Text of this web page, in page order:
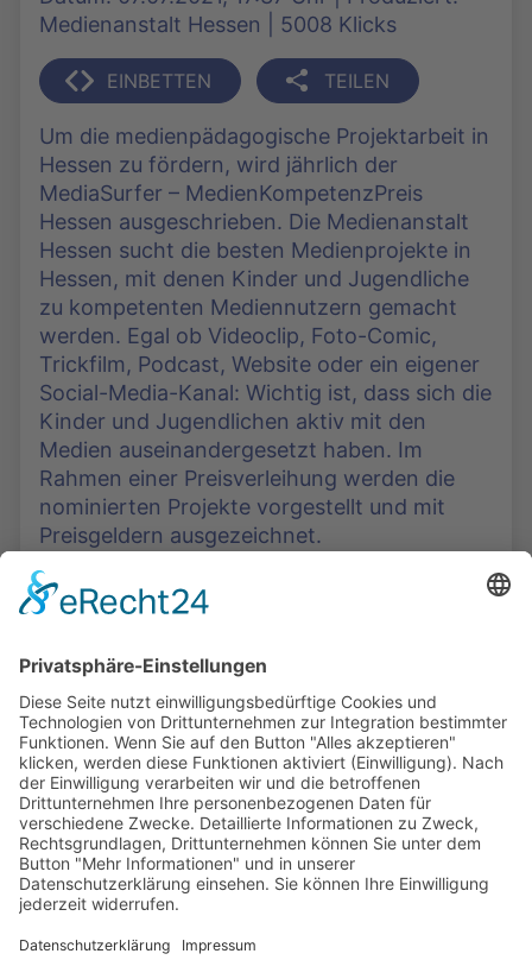
Medienanstalt Hessen | 5008 Klicks
EINBETTEN TEILEN
Um die medienpädagogische Projektarbeit in
Hessen zu fördern, wird jährlich der
MediaSurfer – MedienKompetenzPreis
Hessen ausgeschrieben. Die Medienanstalt
Hessen sucht die besten Medienprojekte in
Hessen, mit denen Kinder und Jugendliche
zu kompetenten Mediennutzern gemacht
werden. Egal ob Videoclip, Foto-Comic,
Trickfilm, Podcast, Website oder ein eigener
Social-Media-Kanal: Wichtig ist, dass sich die
Kinder und Jugendlichen aktiv mit den
Medien auseinandergesetzt haben. Im
Rahmen einer Preisverleihung werden die
nominierten Projekte vorgestellt und mit
Preisgeldern ausgezeichnet.
Podcasts, Themen und Informationen.
Entdecken Sie unser Forum für Medien, Bildung
und Demokratie - jederzeit und überall
verfügbar.
Mehr erfahren